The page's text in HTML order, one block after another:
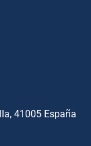
41005 España